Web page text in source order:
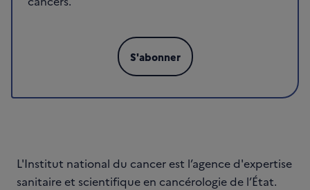
S'abonner
L'Institut national du cancer est l’agence d'expertise
sanitaire et scientifique en cancérologie de l’État.